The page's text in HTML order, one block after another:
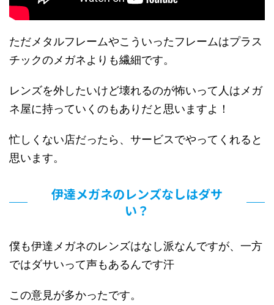
ただメタルフレームやこういったフレームはプラス
チックのメガネよりも繊細です。
レンズを外したいけど壊れるのが怖いって人はメガ
ネ屋に持っていくのもありだと思いますよ！
忙しくない店だったら、サービスでやってくれると
思います。
伊達メガネのレンズなしはダサ
い？
僕も伊達メガネのレンズはなし派なんですが、一方
ではダサいって声もあるんです汗
この意見が多かったです。